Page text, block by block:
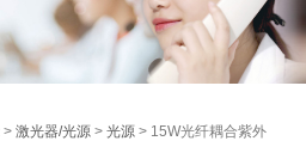
>激光器/光源 >光源 > 15W光纤耦合紫外